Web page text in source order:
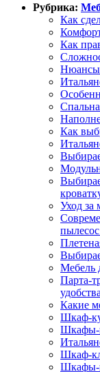
Рубрика:
Как
Как
Нюансы
Как
Уход за
Мебель
Парта-
Какие
Шкаф-
Шкафы-
Шкаф-
Шкафы-